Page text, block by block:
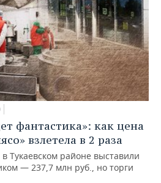
фантастика»: как цена
взлетела в 2 раза
Тукаевском районе выставили
— 237,7 млн руб., но торги